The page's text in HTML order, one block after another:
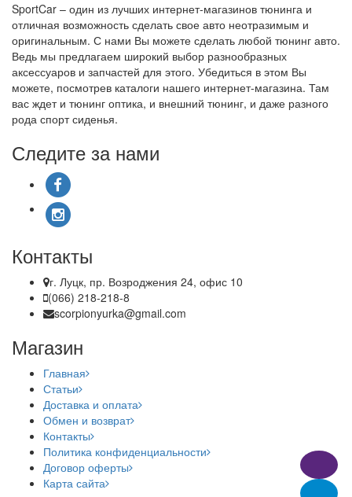
SportCar – один из лучших интернет-магазинов тюнинга и
отличная возможность сделать свое авто неотразимым и
оригинальным. С нами Вы можете сделать любой тюнинг авто.
Ведь мы предлагаем широкий выбор разнообразных
аксессуаров и запчастей для этого. Убедиться в этом Вы
можете, посмотрев каталоги нашего интернет-магазина. Там
вас ждет и тюнинг оптика, и внешний тюнинг, и даже разного
рода спорт сиденья.
Следите за нами
Контакты
г. Луцк, пр. Возроджения 24, офис 10
(066) 218-218-8
scorpionyurka@gmail.com
Магазин
Главная
Статьи
Доставка и оплата
Обмен и возврат
Контакты
Политика конфиденциальности
Договор оферты
Карта сайта